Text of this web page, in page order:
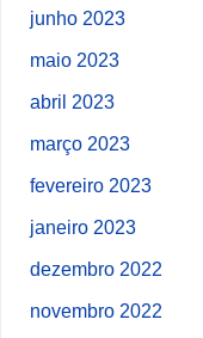
junho 2023
maio 2023
abril 2023
março 2023
fevereiro 2023
janeiro 2023
dezembro 2022
novembro 2022